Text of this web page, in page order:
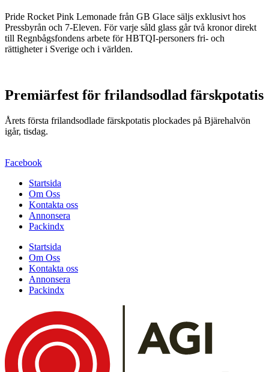
Pride Rocket Pink Lemonade från GB Glace säljs exklusivt hos
Pressbyrån och 7-Eleven. För varje såld glass går två kronor direkt
till Regnbågsfondens arbete för HBTQI-personers fri- och
rättigheter i Sverige och i världen.
Premiärfest för frilandsodlad färskpotatis
Årets första frilandsodlade färskpotatis plockades på Bjärehalvön
igår, tisdag.
Facebook
Startsida
Om Oss
Kontakta oss
Annonsera
Packindx
Startsida
Om Oss
Kontakta oss
Annonsera
Packindx